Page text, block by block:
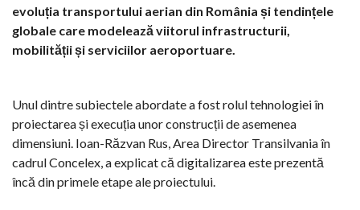
evoluția transportului aerian din România și tendințele
globale care modelează viitorul infrastructurii,
mobilității și serviciilor aeroportuare.
Unul dintre subiectele abordate a fost rolul tehnologiei în
proiectarea și execuția unor construcții de asemenea
dimensiuni. Ioan-Răzvan Rus, Area Director Transilvania în
cadrul Concelex, a explicat că digitalizarea este prezentă
încă din primele etape ale proiectului.